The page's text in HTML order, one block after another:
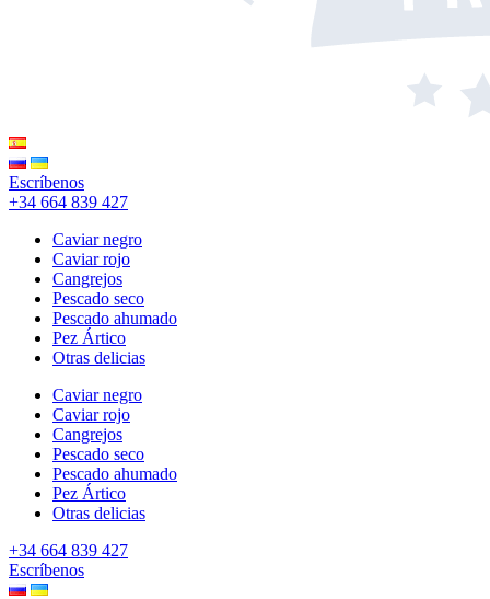
Escríbenos
+34 664 839 427
Caviar negro
Caviar rojo
Cangrejos
Pescado seco
Pescado ahumado
Pez Ártico
Otras delicias
Caviar negro
Caviar rojo
Cangrejos
Pescado seco
Pescado ahumado
Pez Ártico
Otras delicias
+34 664 839 427
Escríbenos